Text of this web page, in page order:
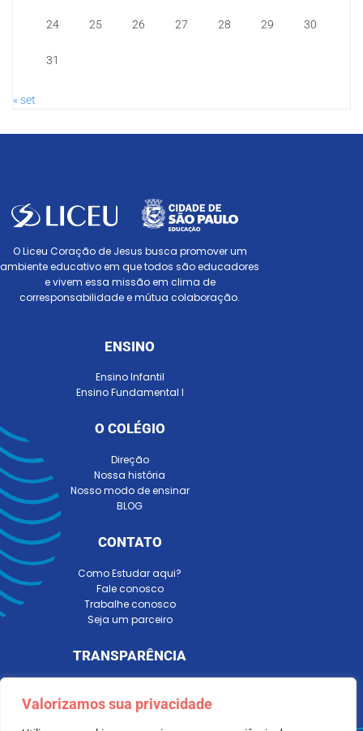
Valorizamos sua privacidade
24 25 26 27 28 29 30
31
« set
O Liceu Coração de Jesus busca promover um
ambiente educativo em que todos são educadores
e vivem essa missão em clima de
corresponsabilidade e mútua colaboração.
ENSINO
Ensino Infantil
Ensino Fundamental I
O COLÉGIO
Direção
Nossa história
Nosso modo de ensinar
BLOG
CONTATO
Como Estudar aqui?
Fale conosco
Trabalhe conosco
Seja um parceiro
TRANSPARÊNCIA